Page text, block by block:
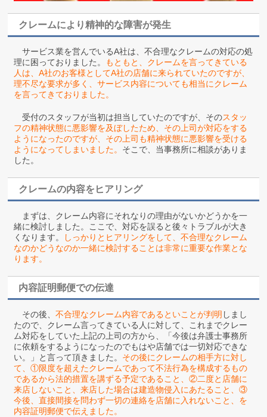
クレームにより精神的な障害が発生
サービス業を営んでいるA社は、不合理なクレームの対応の処
理に困っておりました。 もともと、クレームを言ってきている
人は、A社のお客様としてA社の店舗に来られていたのですが、
理不尽な要求が多く、サービス内容についても相当にクレーム
を言ってきておりました。
受付のスタッフが当初は担当していたのですが、そのスタッ
フの精神状態に悪影響を及ぼしたため、その上司が対応をする
ようになったのですが、その上司も精神状態に悪影響を受ける
ようになってしまいました。 そこで、当事務所に相談がありま
した。
クレームの内容をヒアリング
まずは、クレーム内容にそれなりの理由がないかどうかを一
緒に検討しました。ここで、対応を誤ると後々トラブルが大き
くなります。
しっかりとヒアリングをして、不合理なクレーム
なのかどうなのか一緒に検討することは非常に重要な作業とな
ります。
内容証明郵便での伝達
その後、不合理なクレーム内容であるといことが判明 しまし
たので、クレーム言ってきている人に対して、これまでクレー
ム対応をしていた上記の上司の方から、「今後は弁護士事務所
に依頼をするようになったのでもはや店舗では一切対応できな
い。」と言って頂きました。 その後にクレームの相手方に対し
て、①限度を超えたクレームであって不法行為を構成するもの
であるから法的措置を講ずる予定であること、②二度と店舗に
来店しないこと、来店した場合は建造物侵入にあたること、③
今後、直接間接を問わず一切の連絡を店舗に入れないこと、を
内容証明郵便で伝えました。